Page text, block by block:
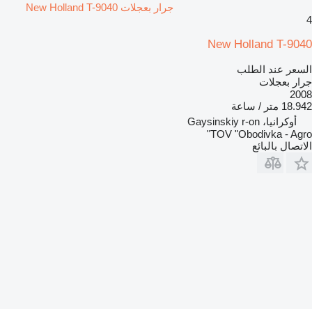
جرار بعجلات New Holland T-9040
4
New Holland T-9040
السعر عند الطلب
جرار بعجلات
2008
18.942 متر / ساعة
أوكرانيا، Gaysinskiy r-on
TOV "Obodivka - Agro"
الاتصال بالبائع